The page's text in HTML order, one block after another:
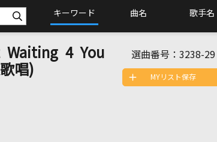
キーワード 曲名 歌手名
Waiting 4 You
唱)
選曲番号： 3238-29
MYリスト保存